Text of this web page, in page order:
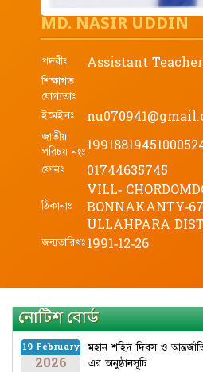
MD. NASIR UDDIN
পদবীঃ
Assistant Teacher
শিক্ষাগত
যোগ্যতাঃ
ইমেইলঃ
জাতীয়
পরিচয় নংঃ
ফোনঃ
01744635745
ঠিকানাঃ
VILL-
BONNAKANTY-
ULLAHPARA
জন্মতারিখঃ1991-12-26
নোটিশ বোর্ড
19 February
2026
মহান শহিদ দিবস ও
এর অনুষ্ঠানসূচি